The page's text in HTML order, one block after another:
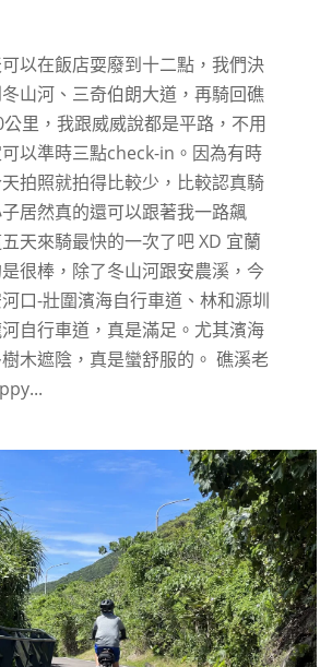
以在飯店耍廢到十二點，我們決
山河、三奇伯朗大道，再騎回礁
里，我跟威威說都是平路，不用
以準時三點check-in。因為有時
拍照就拍得比較少，比較認真騎
居然真的還可以跟著我一路飆
天來騎最快的一次了吧 XD 宜蘭
很棒，除了冬山河跟安農溪，今
口-壯圍濱海自行車道、林和源圳
自行車道，真是滿足。尤其濱海
木遮陰，真是蠻舒服的。 礁溪老